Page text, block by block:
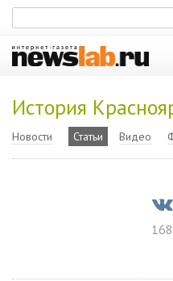
История
Новости Статьи Видео
168